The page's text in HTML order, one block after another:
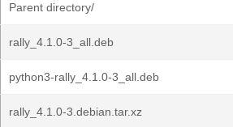
Parent directory/
rally_4.1.0-3_all.deb
python3-rally_4.1.0-3_all.deb
rally_4.1.0-3.debian.tar.xz